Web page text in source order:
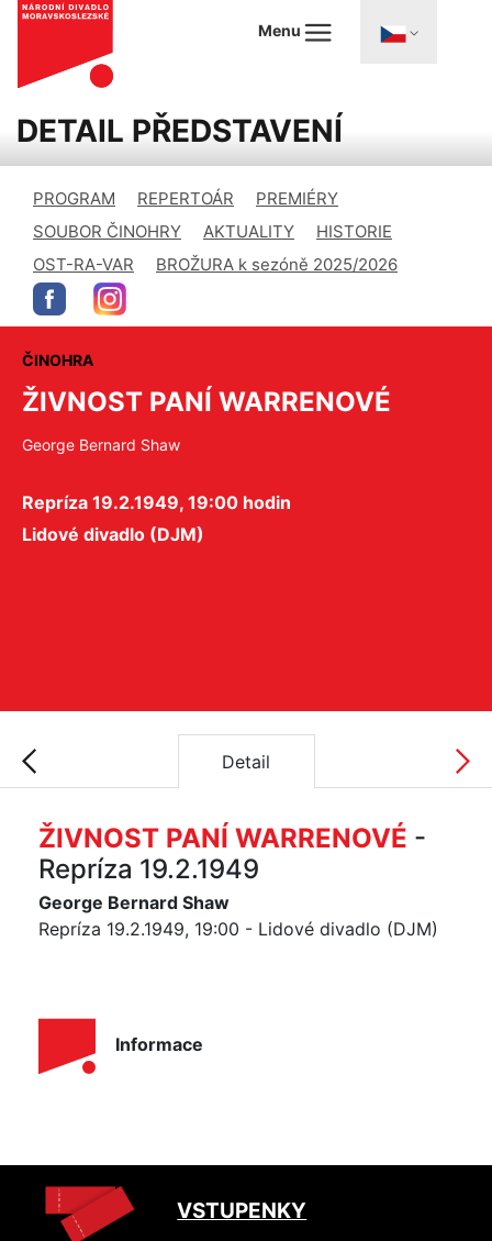
Menu
DETAIL PŘEDSTAVENÍ
PROGRAM REPERTOÁR
PREMIÉRY
SOUBOR ČINOHRY
AKTUALITY
HISTORIE
OST-RA-VAR
BROŽURA k sezóně 2025/2026
ČINOHRA
ŽIVNOST PANÍ WARRENOVÉ
George Bernard Shaw
Repríza 19.2.1949, 19:00 hodin
Lidové divadlo (DJM)
Detail
ŽIVNOST PANÍ WARRENOVÉ -
Repríza 19.2.1949
George Bernard Shaw
Repríza 19.2.1949, 19:00 - Lidové divadlo (DJM)
Informace
VSTUPENKY